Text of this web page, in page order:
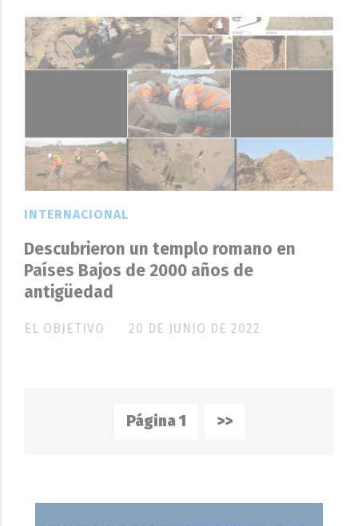
Descubrieron un templo romano en
Países Bajos de 2000 años de
antigüedad
EL OBJETIVO
INTERNACIONAL
20 DE JUNIO DE 2022
Página 1 >>